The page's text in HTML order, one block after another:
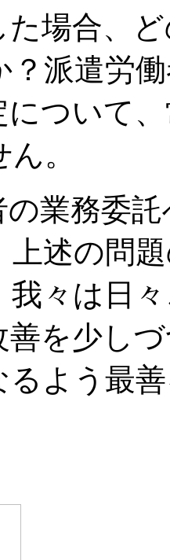
た場合、
？派遣労
について
。
の業務委
上述の問
我々は日
善を少し
るよう最